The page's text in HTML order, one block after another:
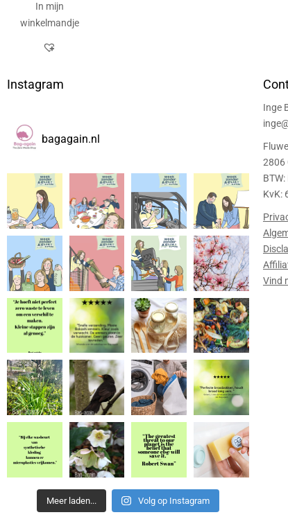
In mijn
winkelmandje
Instagram
bagagain.nl
Meer laden... Volg op Instagram
Inge
2806
KvK:
Vind